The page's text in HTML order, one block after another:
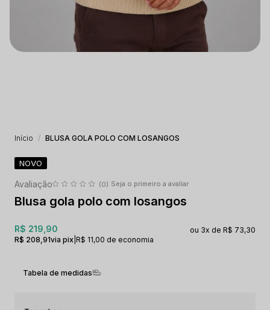
Início BLUSA GOLA POLO COM LOSANGOS
NOVO
(0) Seja o primeiro a avaliar
Blusa gola polo com losangos
R$ 208,91via pix R$ 11,00 de economia
R$ 219,90 3x R$ 73,30
Tabela de medidas